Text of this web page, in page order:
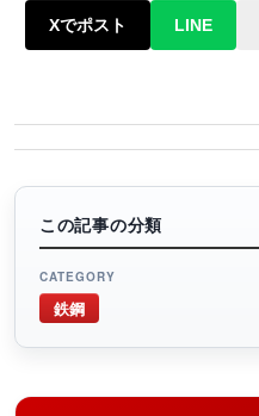
Xでポスト LINE
この記事の分類
CATEGORY
鉄鋼